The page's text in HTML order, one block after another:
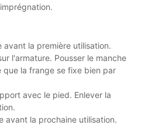
avant la première utilisation.
l'armature. Pousser le manche
que la frange se fixe bien par
avec le pied. Enlever la
avant la prochaine utilisation.